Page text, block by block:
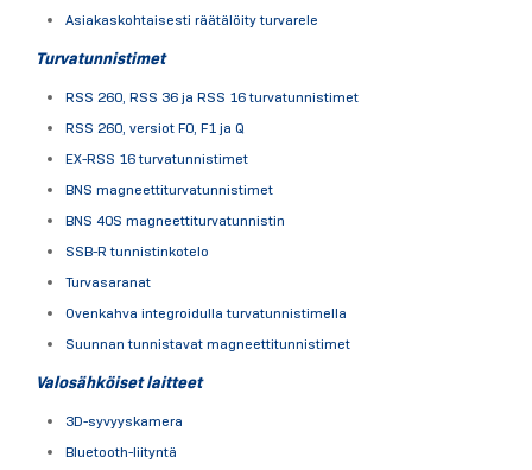
Asiakaskohtaisesti räätälöity turvarele
Turvatunnistimet
RSS 260, RSS 36 ja RSS 16 turvatunnistimet
RSS 260, versiot F0, F1 ja Q
EX-RSS 16 turvatunnistimet
BNS magneettiturvatunnistimet
BNS 40S magneettiturvatunnistin
SSB-R tunnistinkotelo
Turvasaranat
Ovenkahva integroidulla turvatunnistimella
Suunnan tunnistavat magneettitunnistimet
Valosähköiset laitteet
3D-syvyyskamera
Bluetooth-liityntä